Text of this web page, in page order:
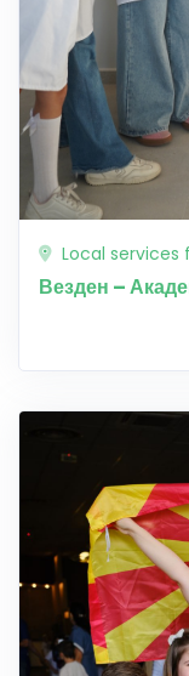
Local services
Везден –